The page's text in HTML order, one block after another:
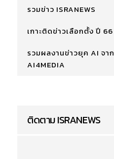
รวมข่าว ISRANEWS
เกาะติดข่าวเลือกตั้ง ปี 66
รวมผลงานข่าวยุค AI จา
AI4MEDIA
ติดตาม ISRANEWS